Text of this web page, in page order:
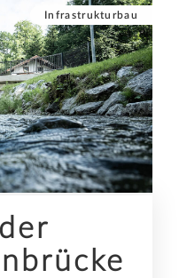
Infrastrukturbau